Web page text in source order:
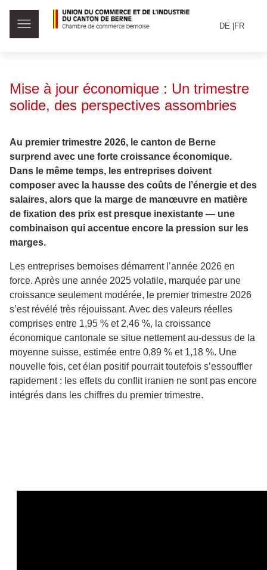
DE FR
Mise à jour économique : Un trimestre
solide, des perspectives assombries
Au premier trimestre 2026, le canton de Berne
surprend avec une forte croissance économique.
Dans le même temps, les entreprises doivent
composer avec la hausse des coûts de l’énergie et des
salaires, alors que la marge de manœuvre en matière
de fixation des prix est presque inexistante — une
combinaison qui accentue encore la pression sur les
marges.
Les entreprises bernoises démarrent l’année 2026 en
force. Après une année 2025 volatile, marquée par une
croissance seulement modérée, le premier trimestre 2026
s’est révélé très réjouissant. Avec des valeurs réelles
comprises entre 1,95 % et 2,46 %, la croissance
économique cantonale se situe nettement au-dessus de la
moyenne suisse, estimée entre 0,89 % et 1,18 %. Une
nouvelle fois, cet élan positif pourrait toutefois s’essouffler
rapidement : les effets du conflit iranien ne sont pas encore
intégrés dans les chiffres du premier trimestre.